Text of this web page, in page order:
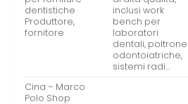
dentistiche
Produttore,
fornitore
inclusi work
bench per
laboratori
dentali, poltrone
odontoiatriche,
sistemi radi…
Cina – Marco
Polo Shop